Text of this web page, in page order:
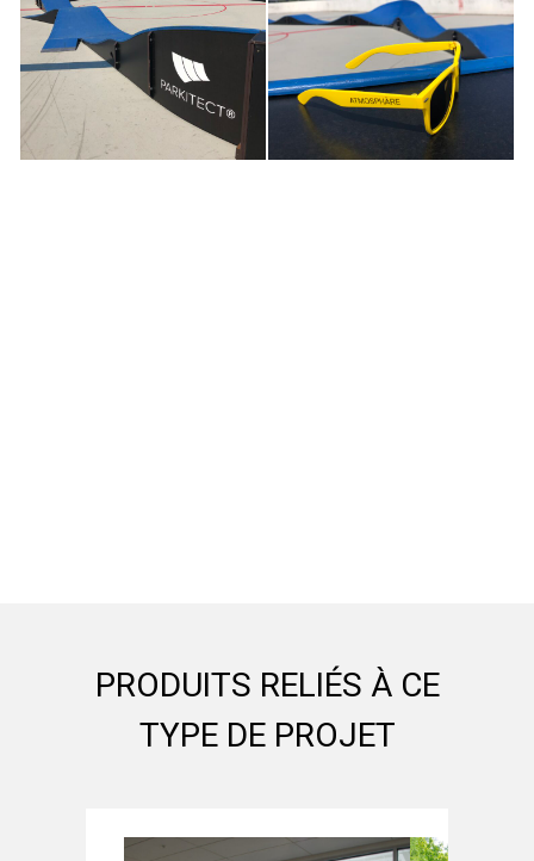
PRODUITS RELIÉS À CE
TYPE DE PROJET